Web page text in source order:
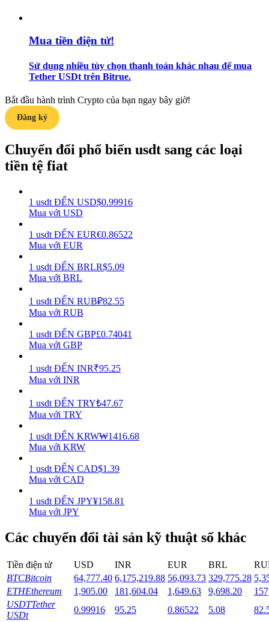
Chiến lược giao dịch
Học cách duy trì lợi nhuận
Làm cho tài sản của bạn tăng giá trị đều đặn
Staking
Mua tiền điện tử!
Sử dụng nhiều tùy chọn thanh toán khác nhau để mua
Tether USDt trên Bitrue.
Bắt đầu hành trình Crypto của bạn ngay bây giờ!
Đăng ký
Chuyển đổi phổ biến usdt sang các loại
tiền tệ fiat
1 usdt ĐẾN USD$0.99916
Mua với USD
1 usdt ĐẾN EUR€0.86522
Mua với EUR
1 usdt ĐẾN BRLR$5.09
Mua với BRL
1 usdt ĐẾN RUB₽82.55
Mua với RUB
1 usdt ĐẾN GBP£0.74041
Mua với GBP
1 usdt ĐẾN INR₹95.25
Mua với INR
1 usdt ĐẾN TRY₺47.67
Mua với TRY
1 usdt ĐẾN KRW₩1416.68
Mua với KRW
1 usdt ĐẾN CAD$1.39
Mua với CAD
1 usdt ĐẾN JPY¥158.81
Mua với JPY
Các chuyển đổi tài sản kỹ thuật số khác
Tiền điện tử USD INR EUR BRL
BTCBitcoin 64,777.40 6,175,219.88 56,093.73 329,775.28
ETHEthereum 1,905.00 181,604.04 1,649.63 9,698.20
USDTTether
USDt
0.99916 95.25 0.86522 5.08